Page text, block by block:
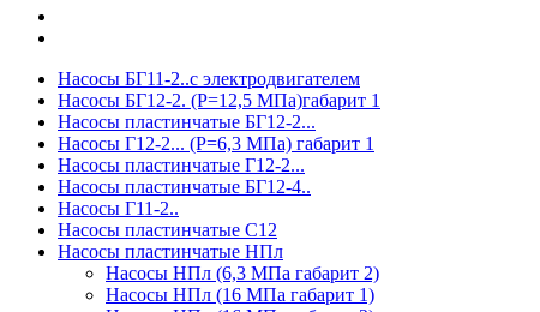
Насосы БГ11-2..с электродвигателем
Насосы БГ12-2. (Р=12,5 МПа)габарит 1
Насосы пластинчатые БГ12-2...
Насосы Г12-2... (Р=6,3 МПа) габарит 1
Насосы пластинчатые Г12-2...
Насосы пластинчатые БГ12-4..
Насосы Г11-2..
Насосы пластинчатые С12
Насосы пластинчатые НПл
Насосы НПл (6,3 МПа габарит 2)
Насосы НПл (16 МПа габарит 1)